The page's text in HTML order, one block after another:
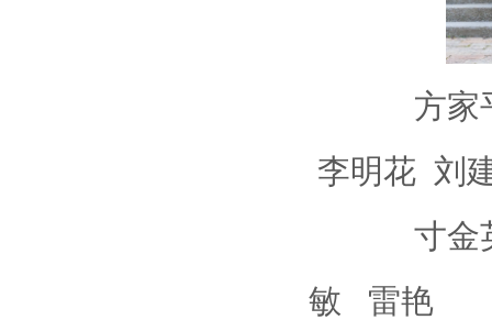
方家平
李明花 刘
寸金英
敏 雷艳